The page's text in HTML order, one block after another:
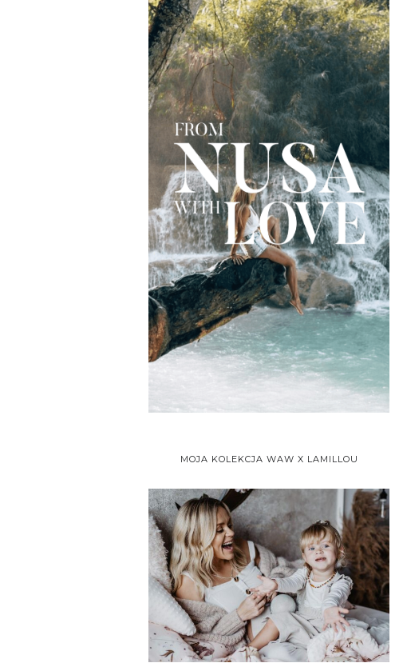
MOJA KOLEKCJA WAW X LAMILLOU